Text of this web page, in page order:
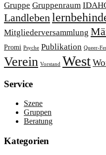
Gruppe Gruppenraum
Landleben
Mitgliederversammlung
Promi Psyche Publikation Queer-
Verein Vorstand West
Service
Szene
Gruppen
Beratung
Kategorien